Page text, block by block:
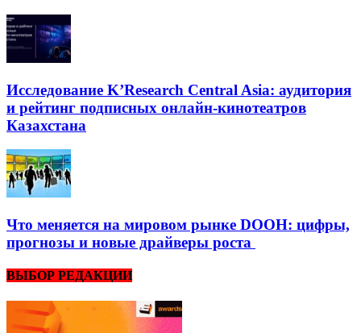
Исследование K’Research Central Asia: аудитория
и рейтинг подписных онлайн-кинотеатров
Казахстана
Что меняется на мировом рынке DOOH: цифры,
прогнозы и новые драйверы роста
ВЫБОР РЕДАКЦИИ